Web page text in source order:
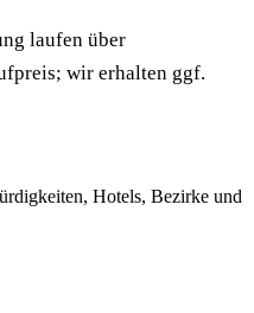
laufen über
wir erhalten ggf.
Hotels, Bezirke und